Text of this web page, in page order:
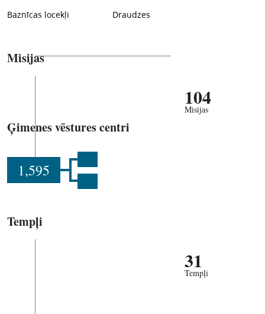
Baznīcas locekļi Draudzes
Misijas
104
Misijas
Ģimenes vēstures centri
1,595
Tempļi
31
Tempļi